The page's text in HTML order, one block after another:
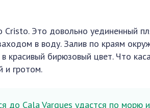
Это довольно уединенный
в воду. Залив по краям
красивый бирюзовый цвет. Что
и гротом.
до Cala Varques удастся по морю